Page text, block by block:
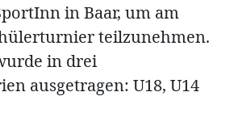
in Baar, um am
teilzunehmen.
in drei
ausgetragen: U18, U14